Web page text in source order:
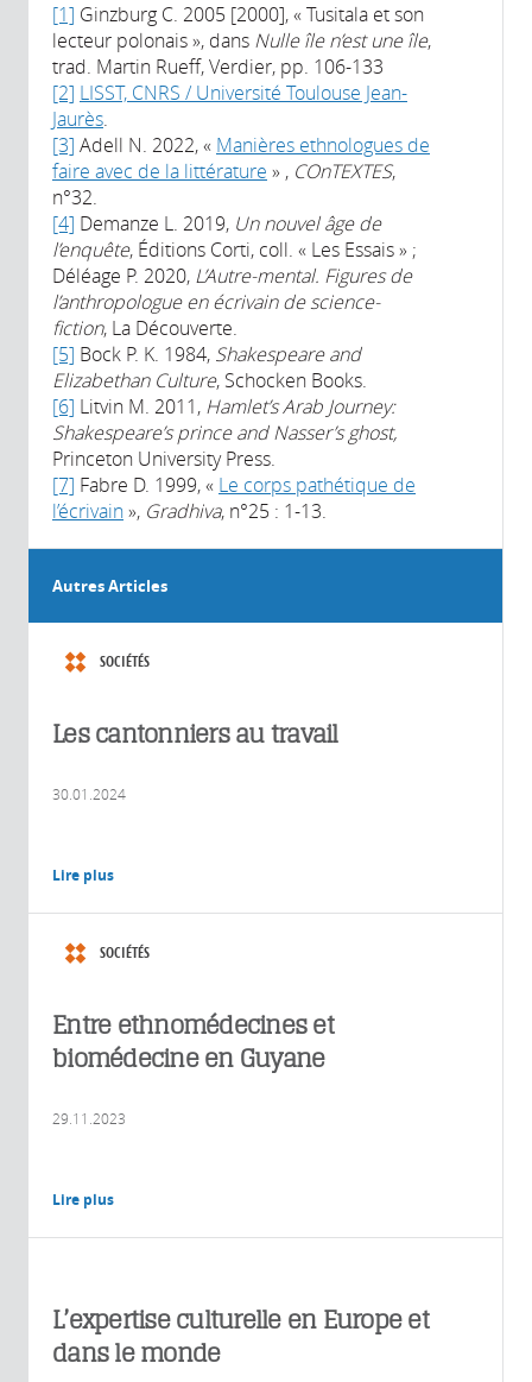
[1] Ginzburg C. 2005 [2000], « Tusitala et son
lecteur polonais », dans Nulle île n’est une île,
trad. Martin Rueff, Verdier, pp. 106-133
[2] LISST, CNRS / Université Toulouse Jean-
Jaurès.
[3] Adell N. 2022, « Manières ethnologues de
faire avec de la littérature » , COnTEXTES,
n°32.
[4] Demanze L. 2019, Un nouvel âge de
l’enquête, Éditions Corti, coll. « Les Essais » ;
Déléage P. 2020, L’Autre-mental. Figures de
l’anthropologue en écrivain de science-
fiction, La Découverte.
[5] Bock P. K. 1984, Shakespeare and
Elizabethan Culture, Schocken Books.
[6] Litvin M. 2011, Hamlet’s Arab Journey:
Shakespeare’s prince and Nasser’s ghost,
Princeton University Press.
[7] Fabre D. 1999, « Le corps pathétique de
l’écrivain», Gradhiva, n°25 : 1-13.
Autres Articles
SOCIÉTÉS
Les cantonniers au travail
30.01.2024
Lire plus
SOCIÉTÉS
Entre ethnomédecines et
biomédecine en Guyane
29.11.2023
Lire plus
L’expertise culturelle en Europe et
dans le monde